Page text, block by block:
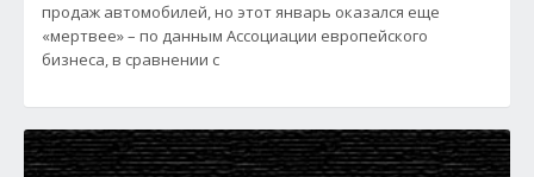
продаж автомобилей, но этот январь оказался еще
«мертвее» – по данным Ассоциации европейского
бизнеса, в сравнении с